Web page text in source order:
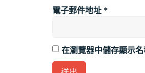
電子郵件地址 *
在瀏覽器中儲存顯示